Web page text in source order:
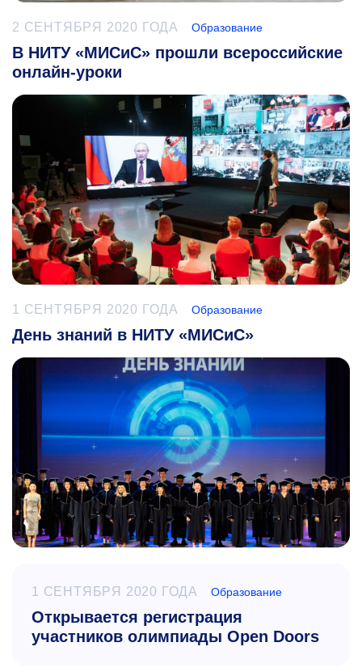
2 СЕНТЯБРЯ 2020 ГОДА Образование
В НИТУ «МИСиС» прошли всероссийские
онлайн-уроки
1 СЕНТЯБРЯ 2020 ГОДА Образование
День знаний в НИТУ «МИСиС»
1 СЕНТЯБРЯ 2020 ГОДА Образование
Открывается регистрация
участников олимпиады Open Doors